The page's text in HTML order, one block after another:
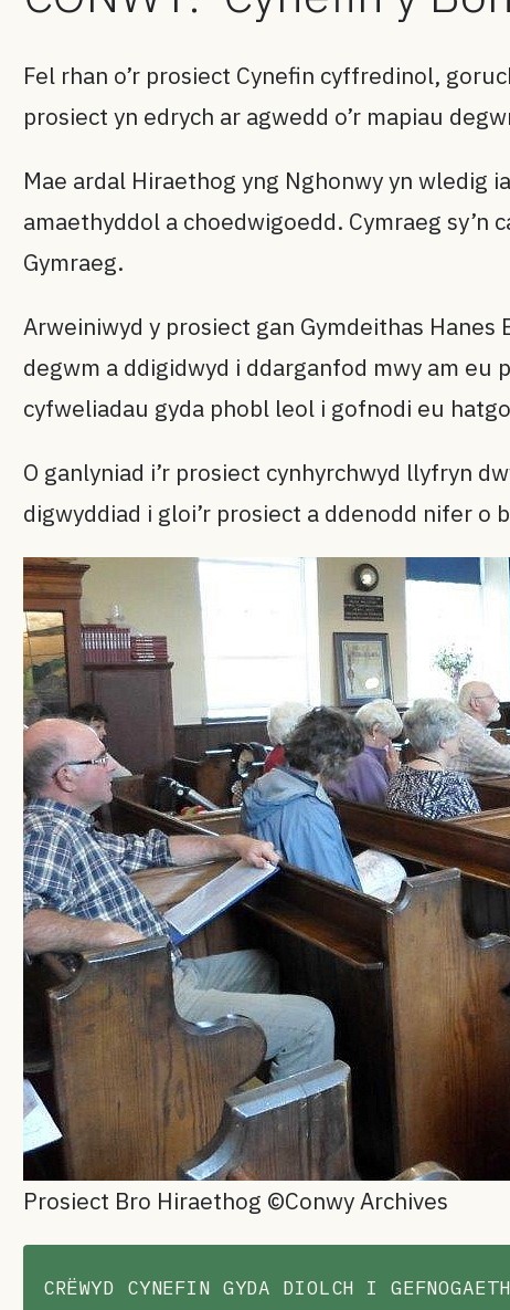
Fel rhan o’r prosiect Cynefin cyffredinol,
prosiect yn edrych ar agwedd o’r mapiau
Mae ardal Hiraethog yng Nghonwy yn wledig
amaethyddol a choedwigoedd. Cymraeg
Gymraeg.
Arweiniwyd y prosiect gan Gymdeithas
degwm a ddigidwyd i ddarganfod mwy am eu
cyfweliadau gyda phobl leol i gofnodi eu
O ganlyniad i’r prosiect cynhyrchwyd llyfryn
digwyddiad i gloi’r prosiect a ddenodd nifer o
Prosiect Bro Hiraethog ©Conwy Archives
CRËWYD CYNEFIN GYDA DIOLCH I